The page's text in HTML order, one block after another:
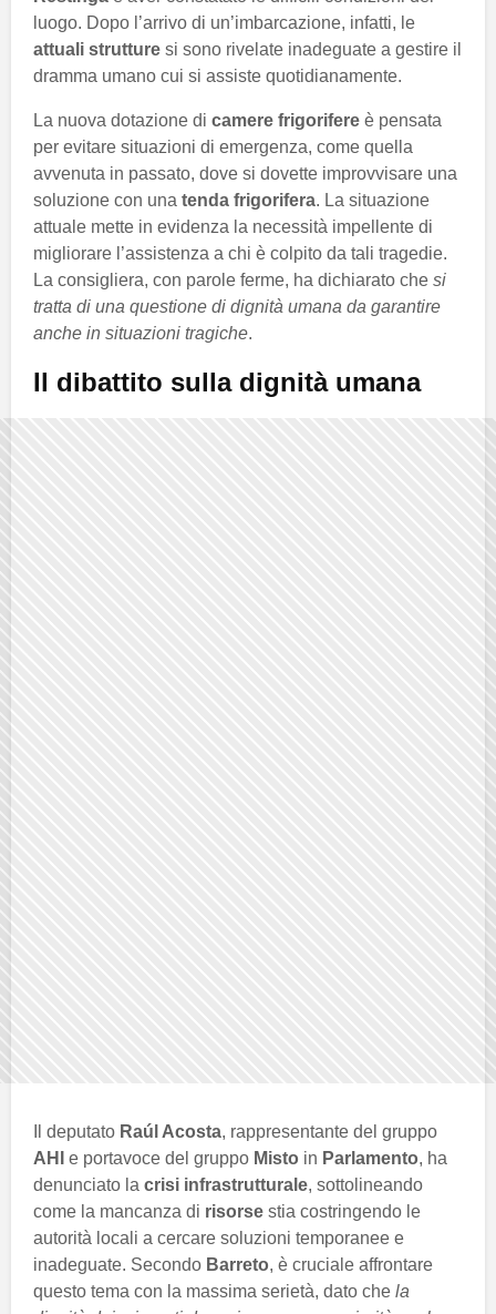
luogo. Dopo l’arrivo di un’imbarcazione, infatti, le
attuali strutture si sono rivelate inadeguate a gestire il
dramma umano cui si assiste quotidianamente.
La nuova dotazione di camere frigorifere è pensata
per evitare situazioni di emergenza, come quella
avvenuta in passato, dove si dovette improvvisare una
soluzione con una tenda frigorifera. La situazione
attuale mette in evidenza la necessità impellente di
migliorare l’assistenza a chi è colpito da tali tragedie.
La consigliera, con parole ferme, ha dichiarato che si
tratta di una questione di dignità umana da garantire
anche in situazioni tragiche.
Il dibattito sulla dignità umana
Il deputato Raúl Acosta, rappresentante del gruppo
AHI
e portavoce del gruppo Misto in Parlamento, ha
denunciato la crisi infrastrutturale, sottolineando
come la mancanza di risorse stia costringendo le
autorità locali a cercare soluzioni temporanee e
inadeguate. Secondo Barreto, è cruciale affrontare
questo tema con la massima serietà, dato che la